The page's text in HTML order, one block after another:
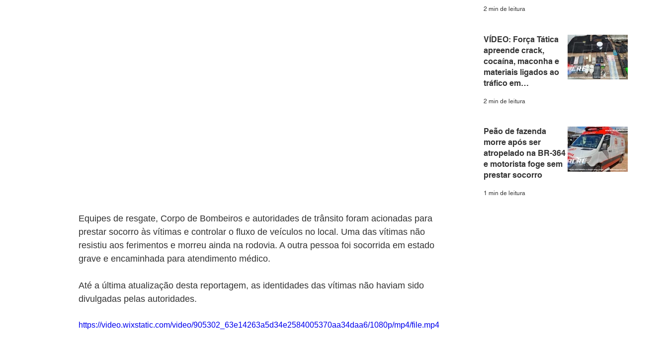
Equipes de resgate, Corpo de Bombeiros e autoridades de trânsito foram acionadas para
prestar socorro às vítimas e controlar o fluxo de veículos no local. Uma das vítimas não
resistiu aos ferimentos e morreu ainda na rodovia. A outra pessoa foi socorrida em estado
grave e encaminhada para atendimento médico.
Até a última atualização desta reportagem, as identidades das vítimas não haviam sido
divulgadas pelas autoridades.
https://video.wixstatic.com/video/905302_63e14263a5d34e2584005370aa34daa6/1080p/mp4/file.mp4
2 min de leitura
VÍDEO: Força Tática
apreende crack,
cocaína, maconha e
materiais ligados ao
tráfico em
Helena
2 min de leitura
Peão de fazenda
morre após ser
atropelado na BR-364
e motorista foge sem
prestar socorro
1 min de leitura